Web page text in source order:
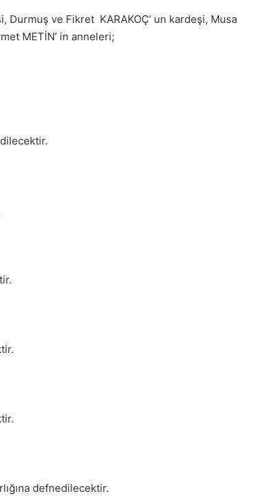
Durmuş ve Fikret KARAKOÇ’ un kardeşi, Musa
METİN’ in anneleri;
defnedilecektir.